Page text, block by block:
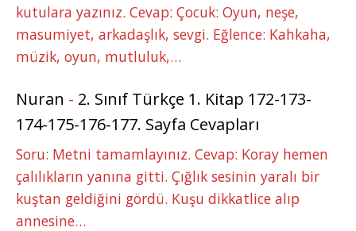
kutulara yazınız. Cevap: Çocuk: Oyun, neşe,
masumiyet, arkadaşlık, sevgi. Eğlence: Kahkaha,
müzik, oyun, mutluluk,…
Nuran - 2. Sınıf Türkçe 1. Kitap 172-173-
174-175-176-177. Sayfa Cevapları
Soru: Metni tamamlayınız. Cevap: Koray hemen
çalılıkların yanına gitti. Çığlık sesinin yaralı bir
kuştan geldiğini gördü. Kuşu dikkatlice alıp
annesine…